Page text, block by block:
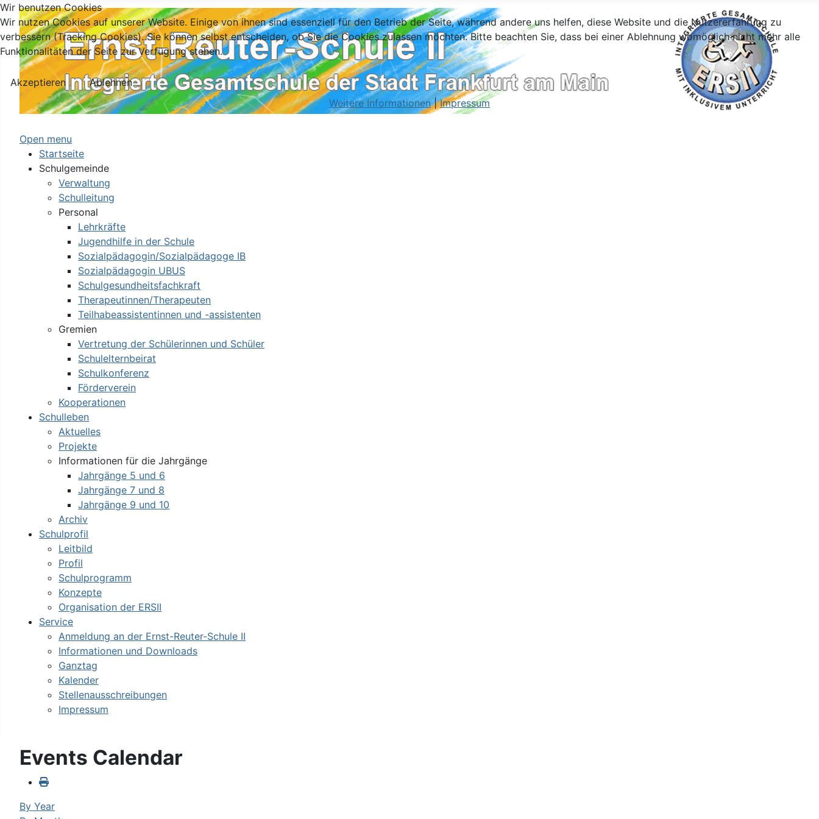
Open menu
Startseite
Schulgemeinde
Verwaltung
Schulleitung
Personal
Lehrkräfte
Jugendhilfe in der Schule
Sozialpädagogin/Sozialpädagoge IB
Sozialpädagogin UBUS
Schulgesundheitsfachkraft
Therapeutinnen/Therapeuten
Teilhabeassistentinnen und -assistenten
Gremien
Vertretung der Schülerinnen und Schüler
Schulelternbeirat
Schulkonferenz
Förderverein
Kooperationen
Schulleben
Aktuelles
Projekte
Informationen für die Jahrgänge
Jahrgänge 5 und 6
Jahrgänge 7 und 8
Jahrgänge 9 und 10
Archiv
Schulprofil
Leitbild
Profil
Schulprogramm
Konzepte
Organisation der ERSII
Service
Anmeldung an der Ernst-Reuter-Schule II
Informationen und Downloads
Ganztag
Kalender
Stellenausschreibungen
Impressum
Events Calendar
By Year
Wir benutzen Cookies
Wir nutzen Cookies auf unserer Website. Einige von ihnen sind essenziell für den Betrieb der Seite, während andere uns helfen, diese Website und die Nutzererfahrung zu
verbessern (Tracking Cookies). Sie können selbst entscheiden, ob Sie die Cookies zulassen möchten. Bitte beachten Sie, dass bei einer Ablehnung womöglich nicht mehr alle
Funktionalitäten der Seite zur Verfügung stehen.
Akzeptieren
Ablehnen
Weitere Informationen|Impressum